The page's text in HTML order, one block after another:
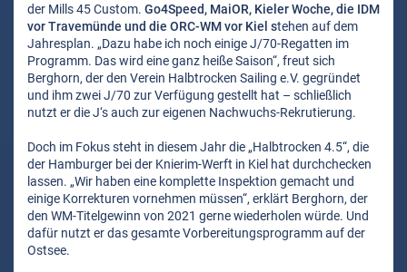
der Mills 45 Custom. Go4Speed, MaiOR, Kieler Woche, die IDM
vor Travemünde und die ORC-WM vor Kiel stehen auf dem
Jahresplan. „Dazu habe ich noch einige J/70-Regatten im
Programm. Das wird eine ganz heiße Saison“, freut sich
Berghorn, der den Verein Halbtrocken Sailing e.V. gegründet
und ihm zwei J/70 zur Verfügung gestellt hat – schließlich
nutzt er die J‘s auch zur eigenen Nachwuchs-Rekrutierung.
Doch im Fokus steht in diesem Jahr die „Halbtrocken 4.5“, die
der Hamburger bei der Knierim-Werft in Kiel hat durchchecken
lassen. „Wir haben eine komplette Inspektion gemacht und
einige Korrekturen vornehmen müssen“, erklärt Berghorn, der
den WM-Titelgewinn von 2021 gerne wiederholen würde. Und
dafür nutzt er das gesamte Vorbereitungsprogramm auf der
Ostsee.